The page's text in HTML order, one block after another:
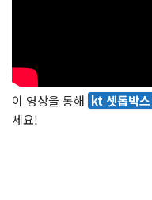
이 영상을 통해 kt 셋톱박
세요!